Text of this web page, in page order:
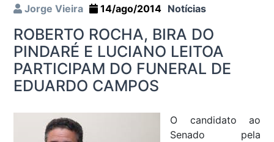
Jorge Vieira 14/ago/2014 Notícias
ROBERTO ROCHA, BIRA DO
PINDARÉ E LUCIANO LEITOA
PARTICIPAM DO FUNERAL DE
EDUARDO CAMPOS
O candidato ao
Senado pela